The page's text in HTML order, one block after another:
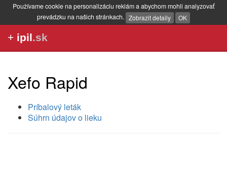
Používame cookie na personalizáciu reklám a abychom mohli analyzovať
prevádzku na našich stránkach. Zobrazit detaily OK
+ ipil.sk
Xefo Rapid
Príbalový leták
Súhrn údajov o lieku